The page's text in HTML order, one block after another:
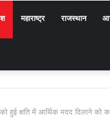
महाराष्ट्र राजस्थान
हुई क्षति में आर्थिक मदद दिलाने को